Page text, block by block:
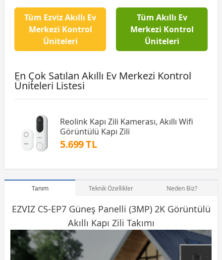
Tüm Ezviz Akıllı Ev
Merkezi Kontrol
Üniteleri
Tüm Akıllı Ev
Merkezi Kontrol
Üniteleri
En Çok Satılan Akıllı Ev Merkezi Kontrol
Üniteleri Listesi
Reolink Kapı Zili Kamerası, Akıllı Wifi
Görüntülü Kapı Zili
5.699 TL
Tanım Teknik Özellikler Neden Biz?
EZVIZ CS-EP7 Güneş Panelli (3MP) 2K Görüntülü
Akıllı Kapı Zili Takımı